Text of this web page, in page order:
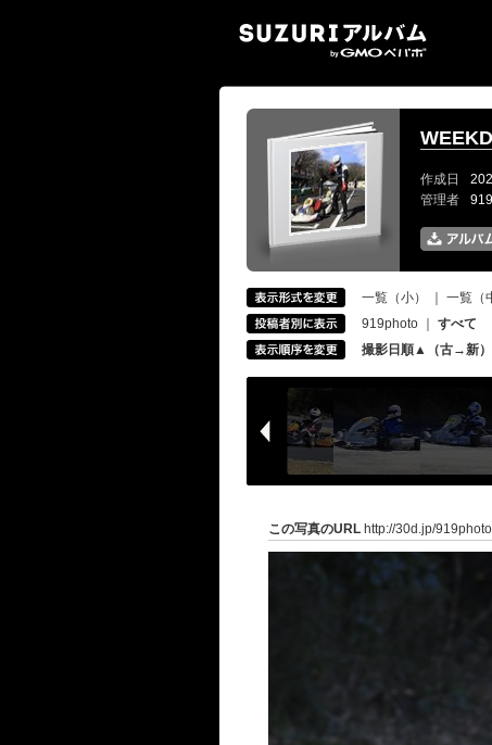
作成日
管理者
一覧（小） 一覧（
919photo
すべて
撮影日順▲（古→新）
この写真のURL http://30d.jp/